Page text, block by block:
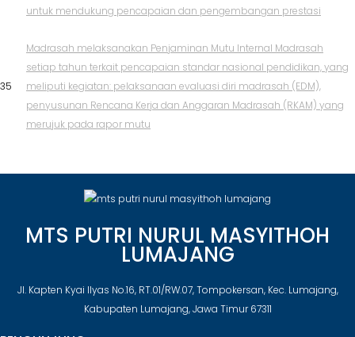
untuk mendukung pencapaian dan pengembangan prestasi
35
Madrasah melaksanakan Penjaminan Mutu Internal Madrasah
setiap tahun terkait pencapaian standar nasional pendidikan, yang
meliputi kegiatan: pelaksanaan evaluasi diri madrasah (EDM),
penyusunan Rencana Kerja dan Anggaran Madrasah (RKAM) yang
merujuk pada rapor mutu
MTS PUTRI NURUL MASYITHOH
LUMAJANG
Jl. Kapten Kyai Ilyas No.16, RT.01/RW.07, Tompokersan, Kec. Lumajang,
Kabupaten Lumajang, Jawa Timur 67311